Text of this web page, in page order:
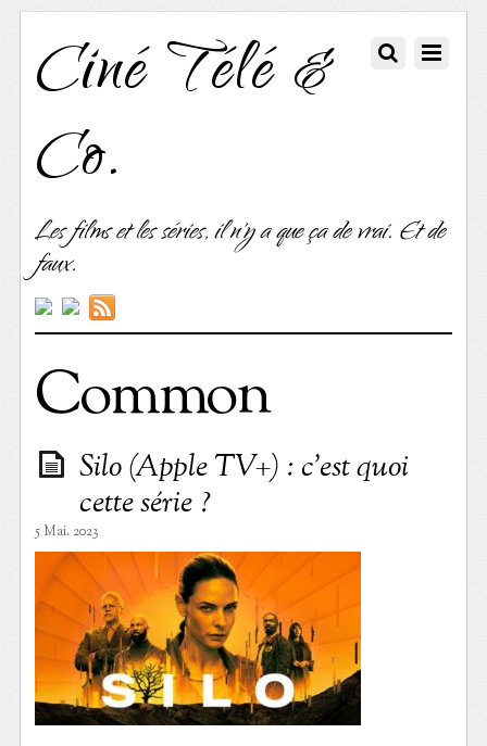
Ciné Télé &
Co.
Les films et les séries, il n'y a que ça de vrai. Et de
faux.
Common
Silo (Apple TV+) : c’est quoi
cette série ?
5 Mai. 2023